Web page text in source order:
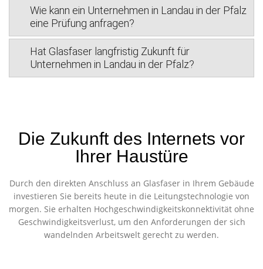
Wie kann ein Unternehmen in Landau in der Pfalz
eine Prüfung anfragen?
Hat Glasfaser langfristig Zukunft für
Unternehmen in Landau in der Pfalz?
Die Zukunft des Internets vor
Ihrer Haustüre
Durch den direkten Anschluss an Glasfaser in Ihrem Gebäude
investieren Sie bereits heute in die Leitungstechnologie von
morgen. Sie erhalten Hochgeschwindigkeitskonnektivität ohne
Geschwindigkeitsverlust, um den Anforderungen der sich
wandelnden Arbeitswelt gerecht zu werden.